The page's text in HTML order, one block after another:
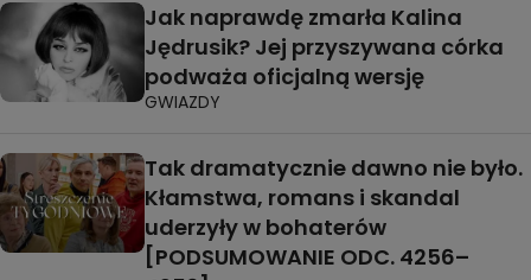
Jak naprawdę zmarła Kalina
Jędrusik? Jej przyszywana córka
podważa oficjalną wersję
GWIAZDY
Tak dramatycznie dawno nie było.
Kłamstwa, romans i skandal
uderzyły w bohaterów
[PODSUMOWANIE ODC. 4256–